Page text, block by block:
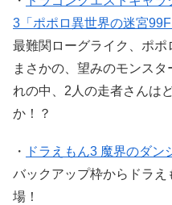
3「ポポロ異世界の迷宮99F
最難関ローグライク、ポポ
まさかの、望みのモンス
れの中、2人の走者さんは
か！？
・
ドラえもん3 魔界のダン
バックアップ枠からドラ
場！